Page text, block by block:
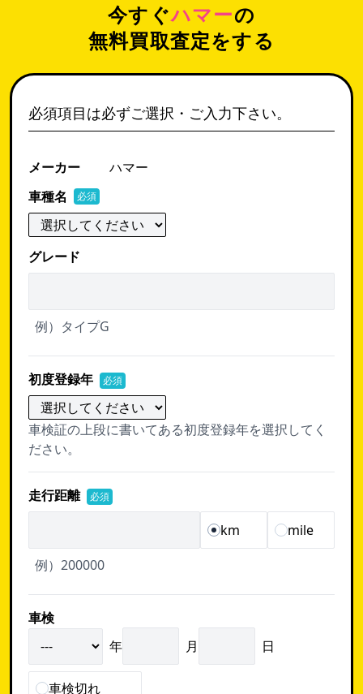
今すぐハマーの
無料買取査定をする
必須項目は必ずご選択・ご入力下さい。
メーカー
ハマー
車種名
必須
グレード
例）タイプG
初度登録年 必須
車検証の上段に書いてある初度登録年を選択してく
ださい。
走行距離 必須
km
mile
例）200000
車検
年
月 日
車検切れ